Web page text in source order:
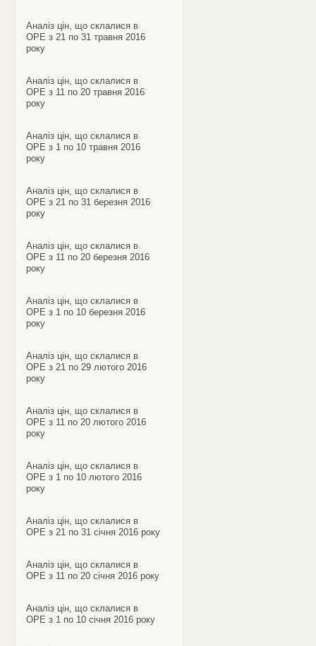
Аналіз цін, що склалися в
ОРЕ з 21 по 31 травня 2016
року
Аналіз цін, що склалися в
ОРЕ з 11 по 20 травня 2016
року
Аналіз цін, що склалися в
ОРЕ з 1 по 10 травня 2016
року
Аналіз цін, що склалися в
ОРЕ з 21 по 31 березня 2016
року
Аналіз цін, що склалися в
ОРЕ з 11 по 20 березня 2016
року
Аналіз цін, що склалися в
ОРЕ з 1 по 10 березня 2016
року
Аналіз цін, що склалися в
ОРЕ з 21 по 29 лютого 2016
року
Аналіз цін, що склалися в
ОРЕ з 11 по 20 лютого 2016
року
Аналіз цін, що склалися в
ОРЕ з 1 по 10 лютого 2016
року
Аналіз цін, що склалися в
ОРЕ з 21 по 31 січня 2016 року
Аналіз цін, що склалися в
ОРЕ з 11 по 20 січня 2016 року
Аналіз цін, що склалися в
ОРЕ з 1 по 10 січня 2016 року